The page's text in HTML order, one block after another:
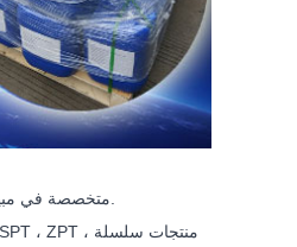
شركة Sinotrust Chemical Co.Ltd متخصصة في مبيدات الجراثيم والمطهرات والمواد الحافظة والعوامل المضادة للعفن لأكثر من 10 سنوات.